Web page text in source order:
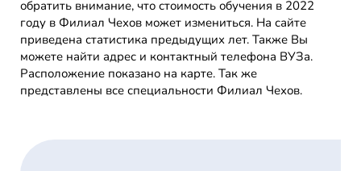
обратить внимание, что стоимость обучения в 2022
году в Филиал Чехов может измениться. На сайте
приведена статистика предыдущих лет. Также Вы
можете найти адрес и контактный телефона ВУЗа.
Расположение показано на карте. Так же
представлены все специальности Филиал Чехов.